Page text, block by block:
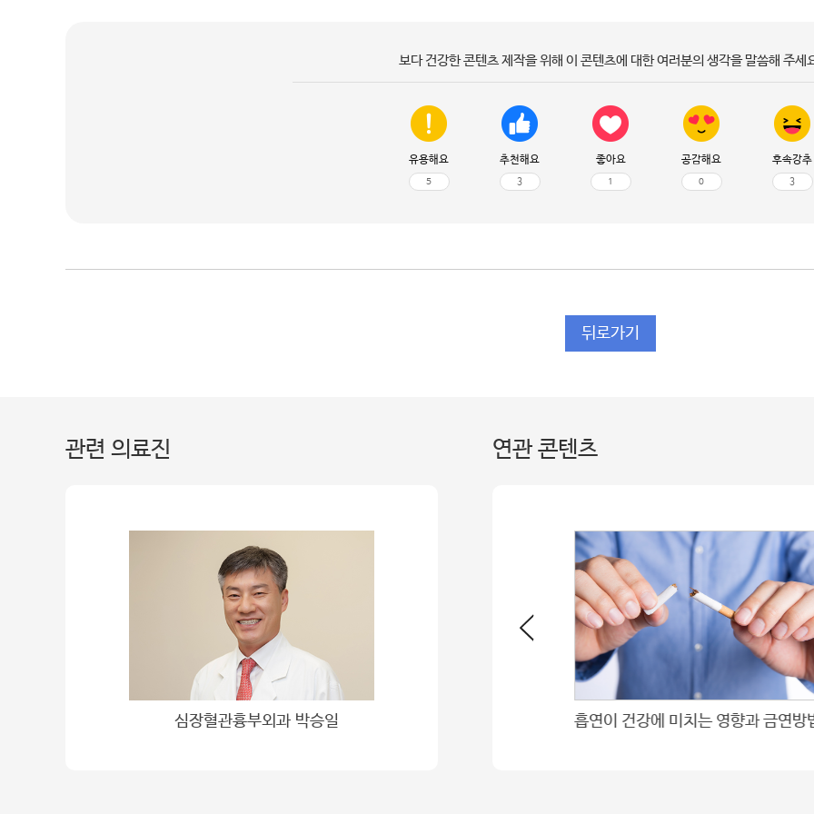
보다 건강한 콘텐츠 제작을 위해 이 콘텐츠에 대한 여러분의 생각을 말씀해 주세
유용해요
5
추천해요
3
좋아요
1
공감해요
0
후속강추
3
뒤로가기
관련 의료진
심장혈관흉부외과 박승일
연관 콘텐츠
흡연이 건강에 미치는 영향과 금연방법